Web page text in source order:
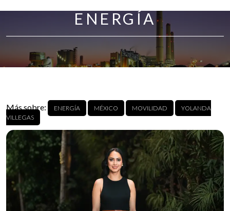
ENERGÍA
Más sobre: ENERGÍA MÉXICO MOVILIDAD
YOLANDA
VILLEGAS